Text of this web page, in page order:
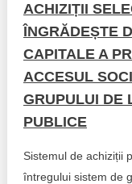
ACHIZIȚII
ÎNGRĂDEȘTE
CAPITALE A
ACCESUL
GRUPULUI DE
PUBLICE
Sistemul de achiziții
întregului sistem de